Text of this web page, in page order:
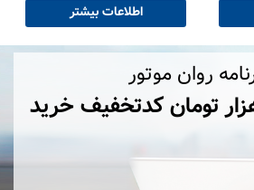
اطلاعات بیشتر
روان موتور
حالا ۱۰ هزار تومان کد‌تخفیف خرید